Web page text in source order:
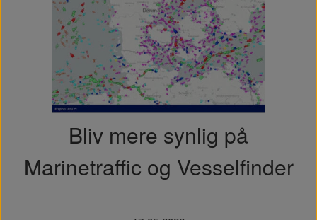
Bliv mere synlig på
Marinetraffic og Vesselfinder